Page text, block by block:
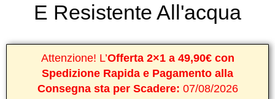
E Resistente All'acqua
Attenzione! L’Offerta 2×1 a 49,90€ con
Spedizione Rapida e Pagamento alla
Consegna sta per Scadere: 07/08/2026